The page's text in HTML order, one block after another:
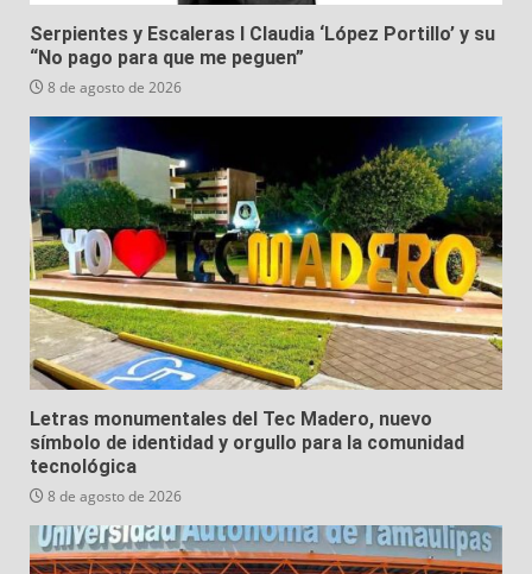
Serpientes y Escaleras I Claudia ‘López Portillo’ y su
“No pago para que me peguen”
8 de agosto de 2026
Letras monumentales del Tec Madero, nuevo
símbolo de identidad y orgullo para la comunidad
tecnológica
8 de agosto de 2026